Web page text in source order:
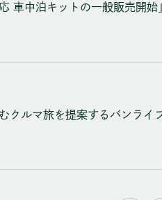
車中泊キットの一般販売開
むクルマ旅を提案するバンラ